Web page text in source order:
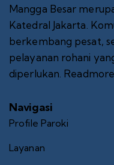
Mangga Besar
Katedral Jakarta.
berkembang pesat,
pelayanan rohani
diperlukan.
Navigasi
Profile Paroki
Layanan